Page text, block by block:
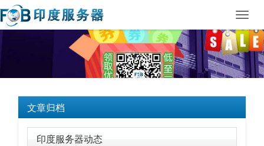
文章归档
印度服务器动态